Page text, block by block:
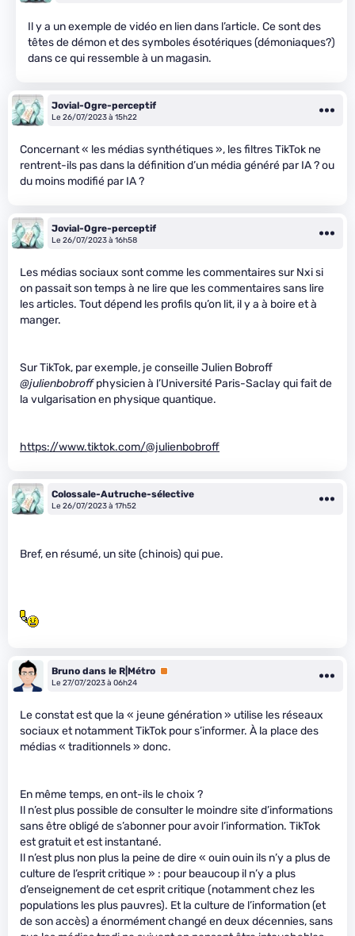
Il y a un exemple de vidéo en lien dans l’article. Ce sont des
têtes de démon et des symboles ésotériques (démoniaques?)
dans ce qui ressemble à un magasin.
Jovial-Ogre-perceptif
Le 26/07/2023 à 15h22
Concernant « les médias synthétiques », les filtres TikTok ne
rentrent-ils pas dans la définition d’un média généré par IA ? ou
du moins modifié par IA ?
Jovial-Ogre-perceptif
Le 26/07/2023 à 16h58
Les médias sociaux sont comme les commentaires sur Nxi si
on passait son temps à ne lire que les commentaires sans lire
les articles. Tout dépend les profils qu’on lit, il y a à boire et à
manger.
Sur TikTok, par exemple, je conseille Julien Bobroff
@julienbobroffphysicien à l’Université Paris-Saclay qui fait de
la vulgarisation en physique quantique.
https://www.tiktok.com/@julienbobroff
Colossale-Autruche-sélective
Le 26/07/2023 à 17h52
Bref, en résumé, un site (chinois) qui pue.
Bruno dans le R|Métro Premium
Le 27/07/2023 à 06h24
Le constat est que la « jeune génération » utilise les réseaux
sociaux et notamment TikTok pour s’informer. À la place des
médias « traditionnels » donc.
En même temps, en ont-ils le choix ?
Il n’est plus possible de consulter le moindre site d’informations
sans être obligé de s’abonner pour avoir l’information. TikTok
est gratuit et est instantané.
Il n’est plus non plus la peine de dire « ouin ouin ils n’y a plus de
culture de l’esprit critique » : pour beaucoup il n’y a plus
d’enseignement de cet esprit critique (notamment chez les
populations les plus pauvres). Et la culture de l’information (et
de son accès) a énormément changé en deux décennies, sans